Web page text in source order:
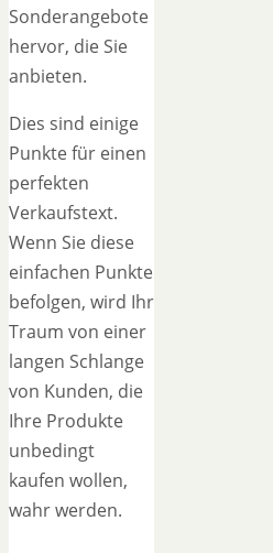
Sonderangebote
hervor, die Sie
anbieten.
Dies sind einige
Punkte für einen
perfekten
Verkaufstext.
Wenn Sie diese
einfachen Punkte
befolgen, wird Ihr
Traum von einer
langen Schlange
von Kunden, die
Ihre Produkte
unbedingt
kaufen wollen,
wahr werden.